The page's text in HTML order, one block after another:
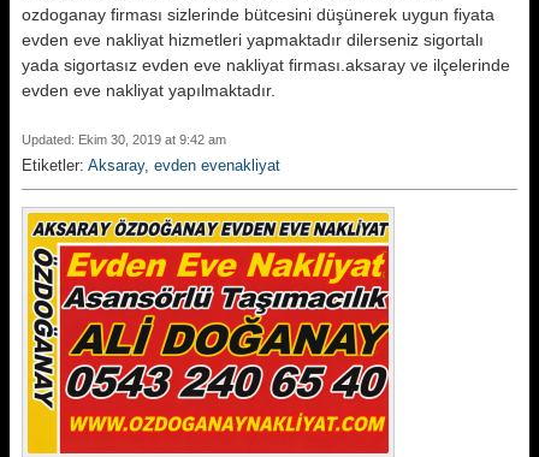
ozdoganay firması sizlerinde bütcesini düşünerek uygun fiyata
evden eve nakliyat hizmetleri yapmaktadır dilerseniz sigortalı
yada sigortasız evden eve nakliyat firması.aksaray ve ilçelerinde
evden eve nakliyat yapılmaktadır.
Updated: Ekim 30, 2019 at 9:42 am
Etiketler: Aksaray, evden evenakliyat